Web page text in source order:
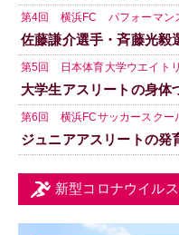
第4回 横浜FC パフォーマン
佐藤謙介選手・斉藤光毅
第5回 日本体育大学ウエイト
大学生アスリートの身体
第6回 横浜FCサッカースクー
ジュニアアスリートの発
新型コロナウイル